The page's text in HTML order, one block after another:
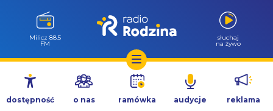
Przejdź
treści
Milicz 88.5
FM
słuchaj
na żywo
dostępność o nas ramówka audycje reklama